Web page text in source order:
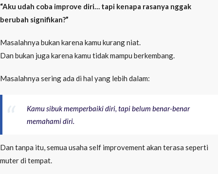
“Aku udah coba improve diri… tapi kenapa rasanya nggak
berubah signifikan?”
Masalahnya bukan karena kamu kurang niat.
Dan bukan juga karena kamu tidak mampu berkembang.
Masalahnya sering ada di hal yang lebih dalam:
Kamu sibuk memperbaiki diri, tapi belum benar-benar
memahami diri.
Dan tanpa itu, semua usaha self improvement akan terasa seperti
muter di tempat.